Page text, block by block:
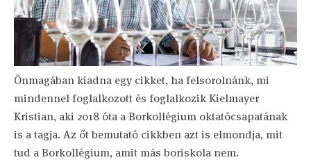
Önmagában kiadna egy cikket, ha felsorolnánk, mi
mindennel foglalkozott és foglalkozik Kielmayer
Kristian, aki 2018 óta a Borkollégium oktatócsapatának
is a tagja. Az őt bemutató cikkben azt is elmondja, mit
tud a Borkollégium, amit más boriskola nem.